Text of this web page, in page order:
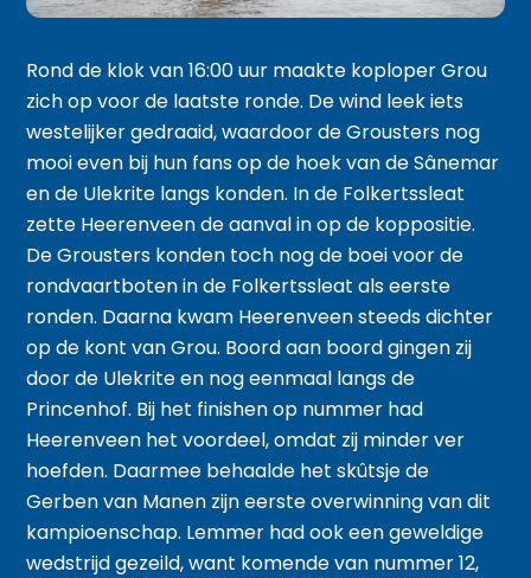
Rond de klok van 16:00 uur maakte koploper Grou
zich op voor de laatste ronde. De wind leek iets
westelijker gedraaid, waardoor de Grousters nog
mooi even bij hun fans op de hoek van de Sânemar
en de Ulekrite langs konden. In de Folkertssleat
zette Heerenveen de aanval in op de koppositie.
De Grousters konden toch nog de boei voor de
rondvaartboten in de Folkertssleat als eerste
ronden. Daarna kwam Heerenveen steeds dichter
op de kont van Grou. Boord aan boord gingen zij
door de Ulekrite en nog eenmaal langs de
Princenhof. Bij het finishen op nummer had
Heerenveen het voordeel, omdat zij minder ver
hoefden. Daarmee behaalde het skûtsje de
Gerben van Manen zijn eerste overwinning van dit
kampioenschap. Lemmer had ook een geweldige
wedstrijd gezeild, want komende van nummer 12,